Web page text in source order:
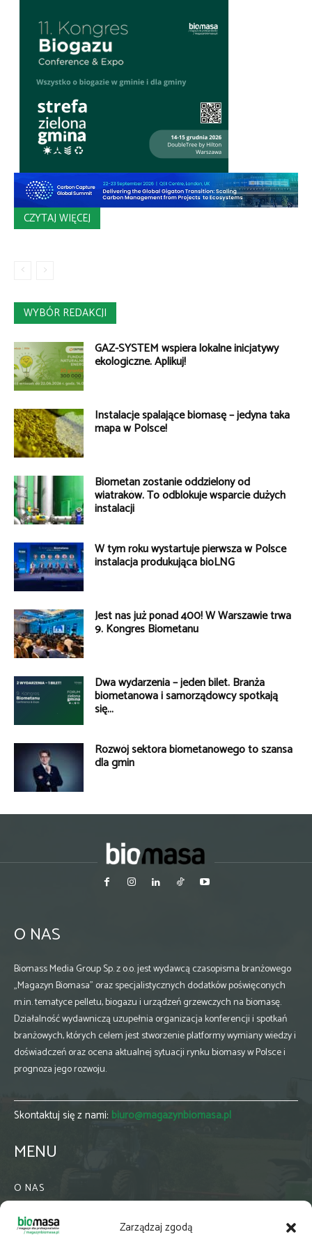
Zarządzaj zgodą
CZYTAJ WIĘCEJ
WYBÓR REDAKCJI
GAZ-SYSTEM wspiera lokalne inicjatywy
ekologiczne. Aplikuj!
Instalacje spalające biomasę – jedyna taka
mapa w Polsce!
Biometan zostanie oddzielony od
wiatraków. To odblokuje wsparcie dużych
instalacji
W tym roku wystartuje pierwsza w Polsce
instalacja produkująca bioLNG
Jest nas już ponad 400! W Warszawie trwa
9. Kongres Biometanu
Dwa wydarzenia – jeden bilet. Branża
biometanowa i samorządowcy spotkają
się...
Rozwój sektora biometanowego to szansa
dla gmin
O NAS
Biomass Media Group Sp. z o.o. jest wydawcą czasopisma branżowego
„Magazyn Biomasa” oraz specjalistycznych dodatków poświęconych
m.in. tematyce pelletu, biogazu i urządzeń grzewczych na biomasę.
Działalność wydawniczą uzupełnia organizacja konferencji i spotkań
branżowych, których celem jest stworzenie platformy wymiany wiedzy i
doświadczeń oraz ocena aktualnej sytuacji rynku biomasy w Polsce i
prognoza jego rozwoju.
Skontaktuj się z nami: biuro@magazynbiomasa.pl
MENU
O NAS
WSPÓŁPRACA